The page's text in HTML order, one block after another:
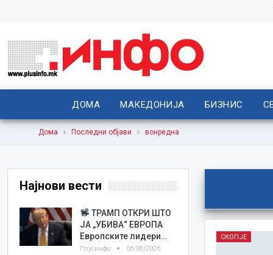
ДОМА МАКЕДОНИЈА БИЗНИС
Дома Последни објави вонредна
СКОПЈЕ
Најнови вести
ТРАМП ОТКРИ ШТО
ЈА „УБИВА“ ЕВРОПА
Европските лидери…
Плусинфо 06/08/2026